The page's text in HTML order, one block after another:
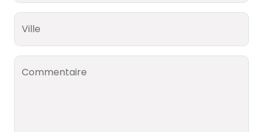
Ville
Commentaire